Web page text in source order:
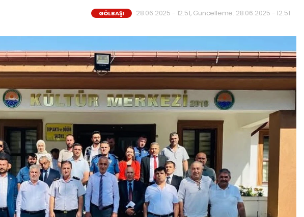
GÖLBAŞI 28.06.2025 - 12:51, Güncelleme: 28.06.2025 - 12:51